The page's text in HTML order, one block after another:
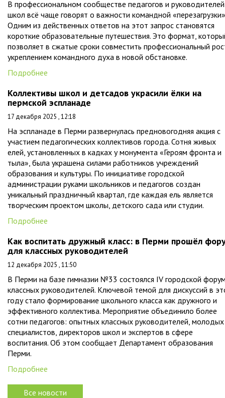
В профессиональном сообществе педагогов и руководителей
школ всё чаще говорят о важности командной
Одним из действенных ответов на этот запрос становятся
короткие образовательные путешествия. Это формат,
позволяет в сжатые сроки совместить профессиональный
укреплением командного духа в новой обстановке.
Подробнее
Коллективы школ и детсадов украсили ёлки на
пермской эспланаде
17 декабря 2025 , 12:18
На эспланаде в Перми развернулась предновогодняя акция с
участием педагогических коллективов города. Сотня живых
елей, установленных в кадках у монумента «Героям фронта и
тыла», была украшена силами работников учреждений
образования и культуры. По инициативе городской
администрации руками школьников и педагогов создан
уникальный праздничный квартал, где каждая ель является
творческим проектом школы, детского сада или студии.
Подробнее
Как воспитать дружный класс: в Перми прошёл
для классных руководителей
12 декабря 2025 , 11:50
В Перми на базе гимназии №33 состоялся IV городской
классных руководителей. Ключевой темой для дискуссий в
году стало формирование школьного класса как дружного и
эффективного коллектива. Мероприятие объединило более
сотни педагогов: опытных классных руководителей, молодых
специалистов, директоров школ и экспертов в сфере
воспитания. Об этом сообщает Департамент образования
Перми.
Подробнее
Все новости